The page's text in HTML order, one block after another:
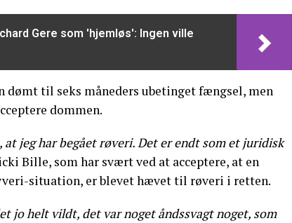
Gere som 'hjemløs': Ingen ville
dømt til seks måneders ubetinget fængsel, men
dommen.
at jeg har begået røveri. Det er endt som et juridisk
Bille, som har svært ved at acceptere, at en
situation, er blevet hævet til røveri i retten.
jo helt vildt, det var noget åndssvagt noget, som